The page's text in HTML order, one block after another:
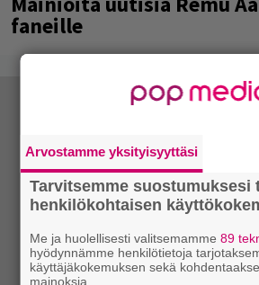
faneille
Arvostamme yksityisyyttäsi
Tarvitsemme suostumuksesi
henkilökohtaisen
Me ja huolellisesti valitsemamme 89
hyödynnämme henkilötietoja
käyttäjäkokemuksen sekä
mainoksia.